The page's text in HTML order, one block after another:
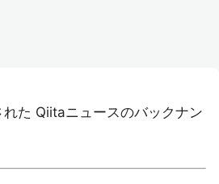
た Qiitaニュースのバックナン